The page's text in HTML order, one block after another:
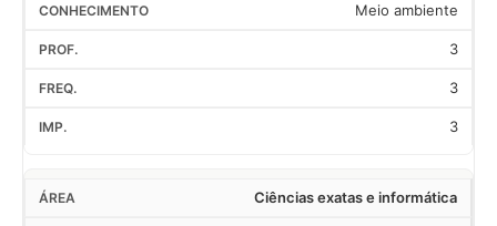
Meio ambiente
3
3
3
Ciências exatas e informática